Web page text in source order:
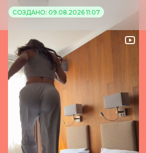
СОЗДАНО: 09.08.2026 11:07